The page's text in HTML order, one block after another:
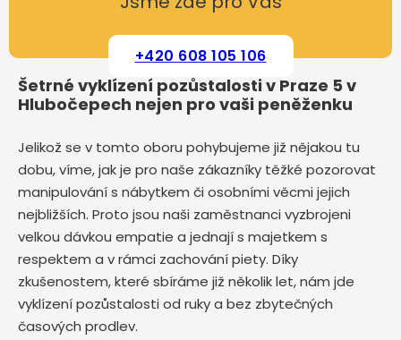
+420 608 105 106
Šetrné vyklízení pozůstalosti v Praze 5 v
Hlubočepech nejen pro vaši peněženku
Jelikož se v tomto oboru pohybujeme již nějakou tu
dobu, víme, jak je pro naše zákazníky těžké pozorovat
manipulování s nábytkem či osobními věcmi jejich
nejbližších. Proto jsou naši zaměstnanci vyzbrojeni
velkou dávkou empatie a jednají s majetkem s
respektem a v rámci zachování piety. Díky
zkušenostem, které sbíráme již několik let, nám jde
vyklízení pozůstalosti od ruky a bez zbytečných
časových prodlev.